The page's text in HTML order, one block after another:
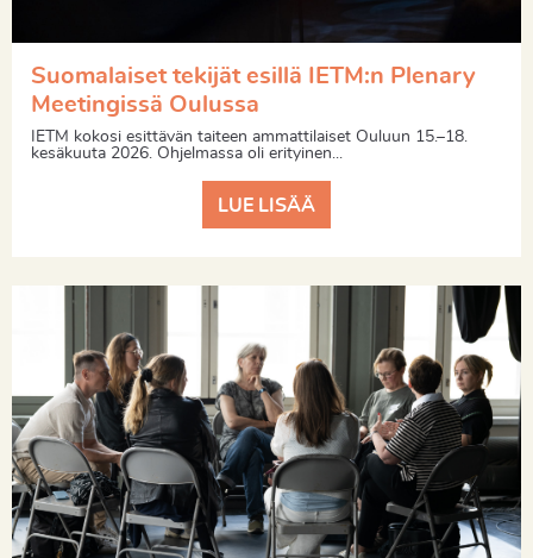
Suomalaiset tekijät esillä IETM:n Plenary
Meetingissä Oulussa
IETM kokosi esittävän taiteen ammattilaiset Ouluun 15.–18.
kesäkuuta 2026. Ohjelmassa oli erityinen...
LUE LISÄÄ